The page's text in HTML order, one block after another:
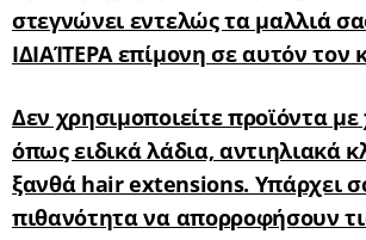
στεγνώνει εντελώς τα μαλλιά
ΙΔΙΑΊΤΕΡΑ επίμονη σε αυτόν τον
Δεν χρησιμοποιείτε προϊόντα
όπως ειδικά λάδια, αντιηλιακά
ξανθά hair extensions. Υπάρχει
πιθανότητα να απορροφήσουν